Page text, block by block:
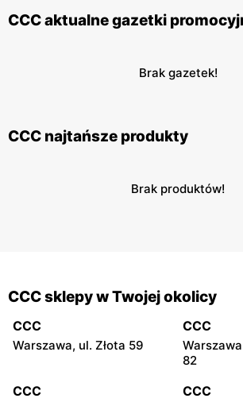
CCC aktualne gazetki
Brak gazetek!
CCC najtańsze produkty
Brak produktów!
CCC sklepy w Twojej okolicy
CCC
Warszawa, ul. Złota 59
CCC
82
CCC CCC